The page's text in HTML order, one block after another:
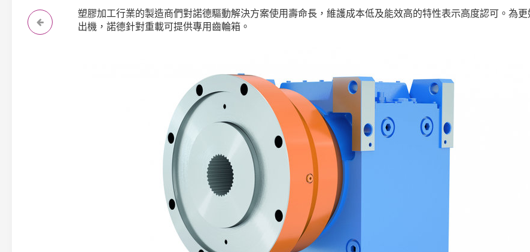
塑膠加工行業的製造商們對諾德驅動解決方案使用壽命長，維護成本低及能效高的特性表示高度認可。為
出機，諾德針對重載可提供專用齒輪箱。